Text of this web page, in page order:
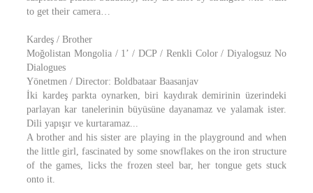
to get their camera…
Kardeş / Brother
Moğolistan Mongolia / 1’ / DCP / Renkli Color / Diyalogsuz No
Dialogues
Yönetmen / Director: Boldbataar Baasanjav
İki kardeş parkta oynarken, biri kaydırak demirinin üzerindeki
parlayan kar tanelerinin büyüsüne dayanamaz ve yalamak ister.
Dili yapışır ve kurtaramaz...
A brother and his sister are playing in the playground and when
the little girl, fascinated by some snowflakes on the iron structure
of the games, licks the frozen steel bar, her tongue gets stuck
onto it.